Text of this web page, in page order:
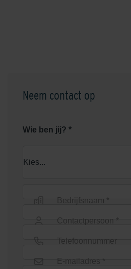
Graniet Grijs
Groen
Neem contact op
Wie ben jij? *
Bedrijfsnaam *
Contactpersoon *
Telefoonnummer
E-mailadres *